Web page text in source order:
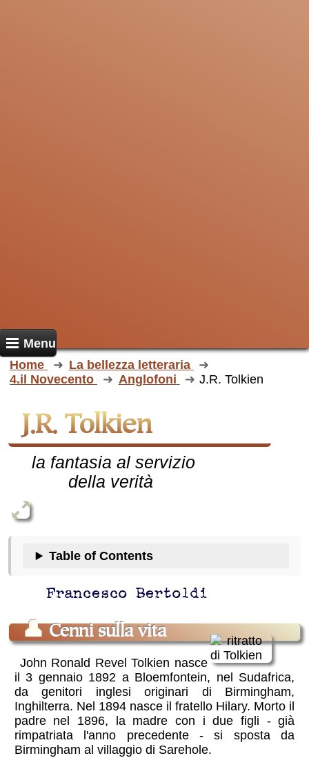
Menu
Home
La bellezza letteraria
4.il Novecento
Anglofoni J.R. Tolkien
J.R. Tolkien
la fantasia al servizio
della verità
Table of Contents
Francesco Bertoldi
👤 Cenni sulla vita
John Ronald Revel Tolkien nasce
il 3 gennaio 1892 a Bloemfontein, nel Sudafrica,
da genitori inglesi originari di Birmingham,
Inghilterra. Nel 1894 nasce il fratello Hilary. Morto il
padre nel 1896, la madre con i due figli - già
rimpatriata l'anno precedente - si sposta da
Birmingham al villaggio di Sarehole.